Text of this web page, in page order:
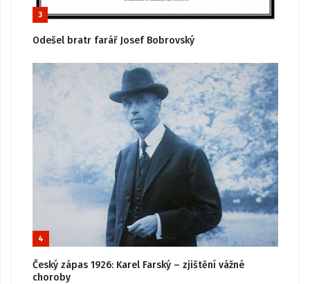
3
Odešel bratr farář Josef Bobrovský
4
Český zápas 1926: Karel Farský – zjištění vážné
choroby